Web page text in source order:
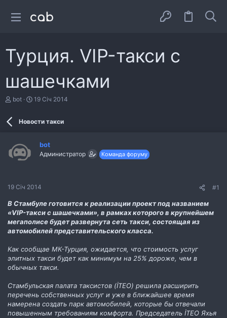
Турция. VIP-такси с
шашечками
А
е
м
bot
Д
а
н
19 Січ 2014
Новости такси
bot
Администратор Команда форуму
19 Січ 2014 #1
В Стамбуле готовится к реализации проект под названием
«VIP-такси с шашечками», в рамках которого в крупнейшем
мегаполисе будет развернута сеть такси, состоящая из
автомобилей представительского класса.
Как сообщае МК-Турция, ожидается, что стоимость услуг
элитных такси будет как минимум на 25% дороже, чем в
обычных такси.
Стамбульская палата таксистов (İTEO) решила расширить
перечень собственных услуг и уже в ближайшее время
намерена создать парк автомобилей, которые бы отвечали
повышенным требованиям комфорта. Председатель İTEO Яхья